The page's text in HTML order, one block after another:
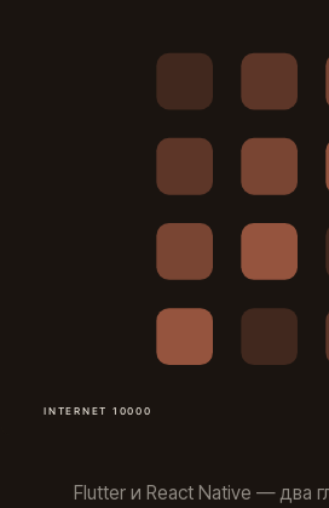
Flutter и React Native — два